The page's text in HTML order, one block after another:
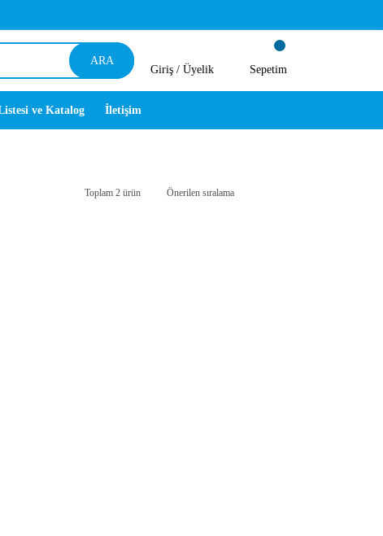
ARA
Giriş / Üyelik Sepetim
ve Katalog İletişim
Toplam 2 ürün